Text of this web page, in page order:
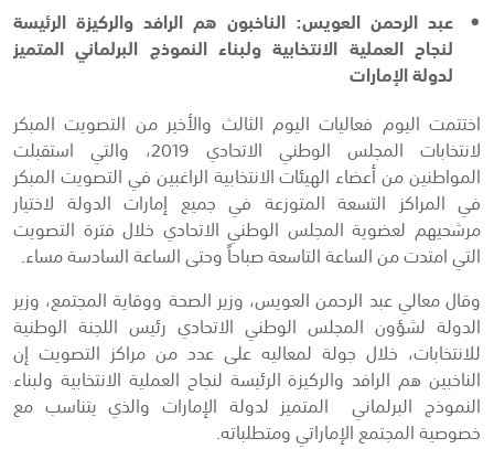
عبد الرحمن العويس: الناخبون هم الرافد والركيزة الرئيسة
لنجاح العملية الانتخابية ولبناء النموذج البرلماني المتميز
لدولة الإمارات
اختتمت اليوم فعاليات اليوم الثالث والأخير من التصويت المبكر
لانتخابات المجلس الوطني الاتحادي 2019، والتي استقبلت
المواطنين من أعضاء الهيئات الانتخابية الراغبين في التصويت المبكر
في المراكز التسعة المتوزعة في جميع إمارات الدولة لاختيار
مرشحيهم لعضوية المجلس الوطني الاتحادي خلال فترة التصويت
التي امتدت من الساعة التاسعة صباحاً وحتى الساعة السادسة مساء.
وقال معالي عبد الرحمن العويس، وزير الصحة ووقاية المجتمع، وزير
الدولة لشؤون المجلس الوطني الاتحادي رئيس اللجنة الوطنية
للانتخابات، خلال جولة لمعاليه على عدد من مراكز التصويت إن
الناخبين هم الرافد والركيزة الرئيسة لنجاح العملية الانتخابية ولبناء
النموذج البرلماني المتميز لدولة الإمارات والذي يتناسب مع
خصوصية المجتمع الإماراتي ومتطلباته.